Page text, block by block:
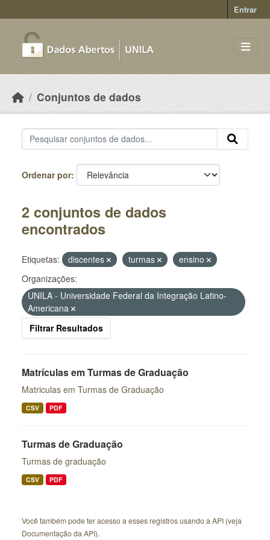
Entrar
Conjuntos de dados
Ordenar por
2 conjuntos de dados
encontrados
Etiquetas: discentes turmas
ensino
Organizações:
UNILA - Universidade Federal da Integração Latino-
Americana
Filtrar Resultados
Matrículas em Turmas de Graduação
Matriculas em Turmas de Graduação
CSV PDF
Turmas de Graduação
Turmas de graduação
CSV PDF
Você também pode ter acesso a esses registros usando a API (veja
Documentação da API).